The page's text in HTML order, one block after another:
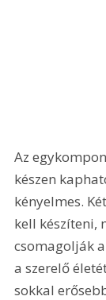
Az
készen
kényelmes.
kell készíteni,
csomagolják
a szerelő
sokkal